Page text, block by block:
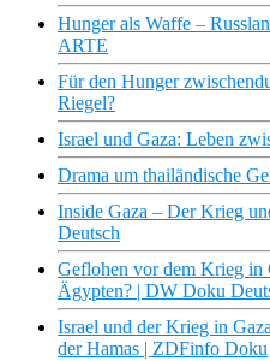
Hunger als Waffe –
ARTE
Für den Hunger
Riegel?
Israel und Gaza: Leben
Drama um thailändische
Inside Gaza – Der Krieg
Deutsch
Geflohen vor dem Krieg in
Ägypten? | DW Doku
Israel und der Krieg in
der Hamas | ZDFinfo Doku